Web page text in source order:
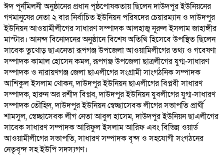
ঈদ পূর্নমিলনী অনুষ্ঠানের প্রধান পৃষ্ঠপোষকতায় ছিলেন দাউদপুর ইউনিয়নের
গণমানুষের নেতা ২ বার নির্বাচিত ইউনিয়ন পরিষদের চেয়ারম্যান ও দাউদপুর
ইউনিয়ন আওয়ামীলীগের সাধারণ সম্পাদক আলহাজ্ব নূরুল ইসলাম জাহাঙ্গীর
মাস্টার। আনন্দ বিনোদনের অনুষ্ঠানে বিশেষ অতিথি হিসেবে উপস্থিত ছিলেন
সাবেক তুখোড় ছাএনেতা রূপগঞ্জ উপজেলা আওয়ামিলীগের তথ্য ও গবেষণা
সম্পাদক কামাল হোসেন কমল, রূপগঞ্জ উপজেলা ছাত্রলীগের যুগ্ম-সাধারণ
সম্পাদক ও নারায়ণগঞ্জ জেলা ছাএলীগের সংগ্রামী সাংগঠনিক সম্পাদক
আশিকুল ইসলাম খোকন, দাউদপুর ইউনিয়ন ছাএলীগের বিপ্লবী সাধারণ
সম্পাদক, হারুন অর রশীদ বিপ্লব, দাউদপুর ইউনিয়ন যুবলীগের যুগ্ম-সাধারণ
সম্পাদক তৌহিদ, দাউদপুর ইউনিয়ন স্বেচ্ছাসেবক লীগের সভাপতি প্রার্থী
শামসুল, স্বেচ্ছাসেবক লীগ নেতা আবুল হাসেম, দাউদপুর ইউনিয়ন ছাএলীগের
সাবেক সাধারণ সম্পাদক আরিফুল ইসলাম আরিফ এবং বিভিন্ন ওয়ার্ড
আওয়ামীলীগের সভাপতি, সাধারণ সম্পাদক বৃন্দ ও সহযোগী সংগঠনের
নেতৃবৃন্দ সহ ইউপি সদস্যগণ।